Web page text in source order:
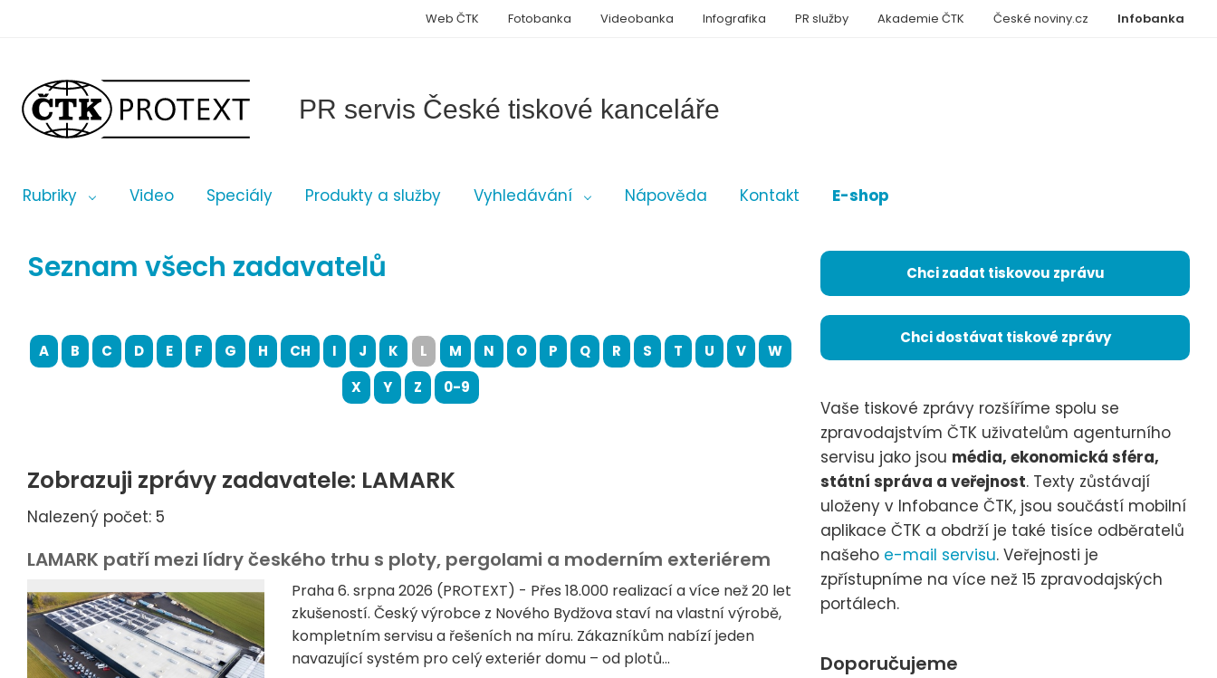
PR servis České tiskové kanceláře
Rubriky Video Speciály Produkty a služby Vyhledávání Nápověda Kontakt E-shop
Infobanka
Web ČTK Fotobanka Videobanka Infografika PR služby Akademie ČTK České noviny.cz
Seznam všech zadavatelů
A B C D E F G H CH I J K L M N O P Q R S T U V
W
X
Y Z 0-9
Zobrazuji zprávy zadavatele: LAMARK
Nalezený počet: 5
LAMARK patří mezi lídry českého trhu s ploty, pergolami a moderním exteriérem
Praha 6. srpna 2026 (PROTEXT) - Přes 18.000 realizací a více než 20 let
zkušeností. Český výrobce z Nového Bydžova staví na vlastní výrobě,
kompletním servisu a řešeních na míru. Zákazníkům nabízí jeden
navazující systém pro celý exteriér domu – od plotů...
Chci zadat tiskovou zprávu
Chci dostávat tiskové zprávy
Vaše tiskové zprávy rozšíříme spolu se
zpravodajstvím ČTK uživatelům agenturního
servisu jako jsou média, ekonomická sféra,
státní správa a veřejnost. Texty zůstávají
uloženy v Infobance ČTK, jsou součástí mobilní
aplikace ČTK a obdrží je také tisíce odběratelů
našeho e-mail servisu. Veřejnosti je
zpřístupníme na více než 15 zpravodajských
portálech.
Doporučujeme